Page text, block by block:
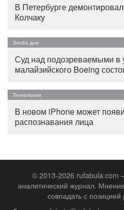
В Петербурге
Колчаку
Злоба дня
Суд над подозреваемыми в
малайзийского Boeing
Технологии
В новом iPhone может
распознавания лица
© 2013-2026 rufabula.com
аналитический журнал.
совпадать с позицией